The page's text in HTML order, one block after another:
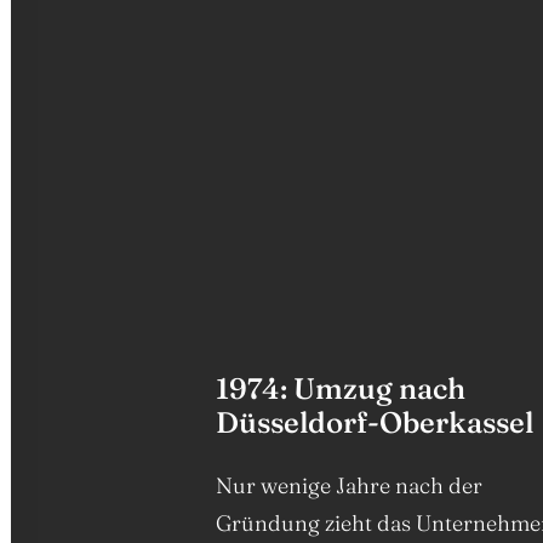
1974: Umzug nach
Düsseldorf-Oberkassel
Nur wenige Jahre nach der
Gründung zieht das